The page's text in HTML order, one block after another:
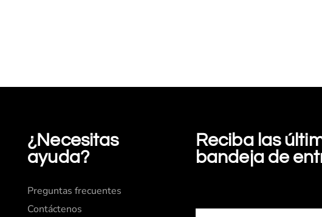
¿Necesitas
ayuda?
Preguntas frecuentes
Contáctenos
Reciba las
bandeja de